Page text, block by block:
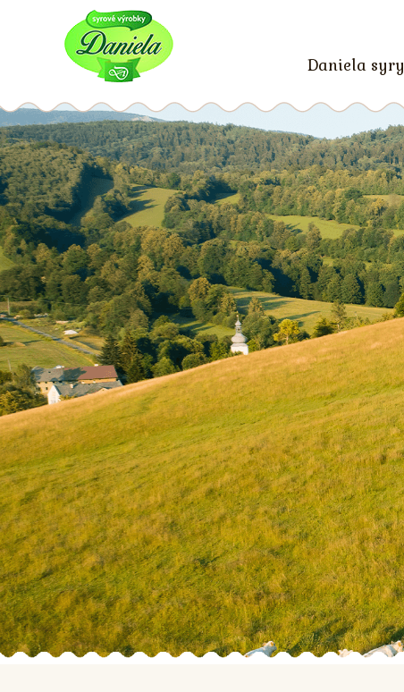
Daniela
ČISTÁ PRÍRODA NA
V našich výrobkoch nájdete
len čistú prírodu, tradičné receptúry a
ktorú cítiť v každom súste.